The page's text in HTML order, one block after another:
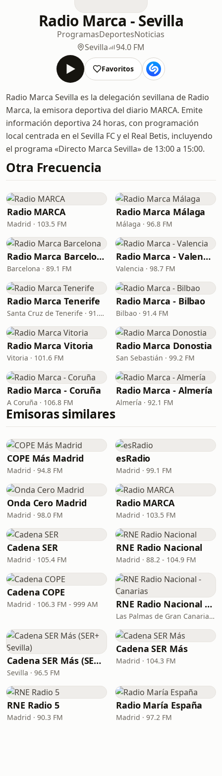
Radio Marca - Sevilla
ProgramasDeportesNoticias
Sevilla
94.0 FM
Favoritos
Radio Marca Sevilla es la delegación sevillana de Radio
Marca, la emisora deportiva del diario MARCA. Emite
información deportiva 24 horas, con programación
local centrada en el Sevilla FC y el Real Betis, incluyendo
el programa «Directo Marca Sevilla» de 13:00 a 15:00.
Otra Frecuencia
Radio MARCA
Madrid · 103.5 FM
Radio Marca Málaga
Málaga · 96.8 FM
Radio Marca Barcelona
Barcelona · 89.1 FM
Radio Marca - Valencia
Valencia · 98.7 FM
Radio Marca Tenerife
Santa Cruz de Tenerife · 91.5 FM, 94.5 FM, 97.7 FM
Radio Marca - Bilbao
Bilbao · 91.4 FM
Radio Marca Vitoria
Vitoria · 101.6 FM
Radio Marca Donostia
San Sebastián · 99.2 FM
Radio Marca - Coruña
A Coruña · 106.8 FM
Radio Marca - Almería
Almería · 92.1 FM
Emisoras similares
COPE Más Madrid
Madrid · 94.8 FM
esRadio
Madrid · 99.1 FM
Onda Cero Madrid
Madrid · 98.0 FM
Radio MARCA
Madrid · 103.5 FM
Cadena SER
Madrid · 105.4 FM
RNE Radio Nacional
Madrid · 88.2 - 104.9 FM
Cadena COPE
Madrid · 106.3 FM - 999 AM RNE Radio Nacional - Canarias
Las Palmas de Gran Canaria · 92.8 FM
Cadena SER Más (SER+ Sevilla)
Sevilla · 96.5 FM
Cadena SER Más
Madrid · 104.3 FM
RNE Radio 5
Madrid · 90.3 FM
Radio María España
Madrid · 97.2 FM